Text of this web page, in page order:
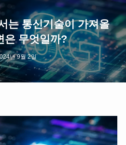
는 통신기술이 가져올
은 무엇일까?
년 9월 2일